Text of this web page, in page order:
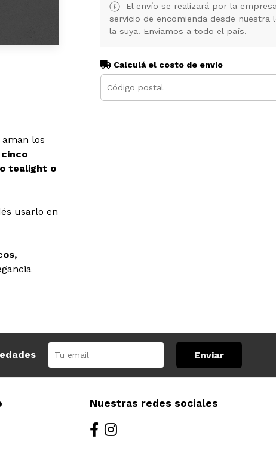
los
cinco
tealight o
usarlo en
El envío se realizará por la
servicio de encomienda desde nuestra
la suya. Enviamos a todo el país.
Calculá el costo de envío
Enviar
Nuestras redes sociales